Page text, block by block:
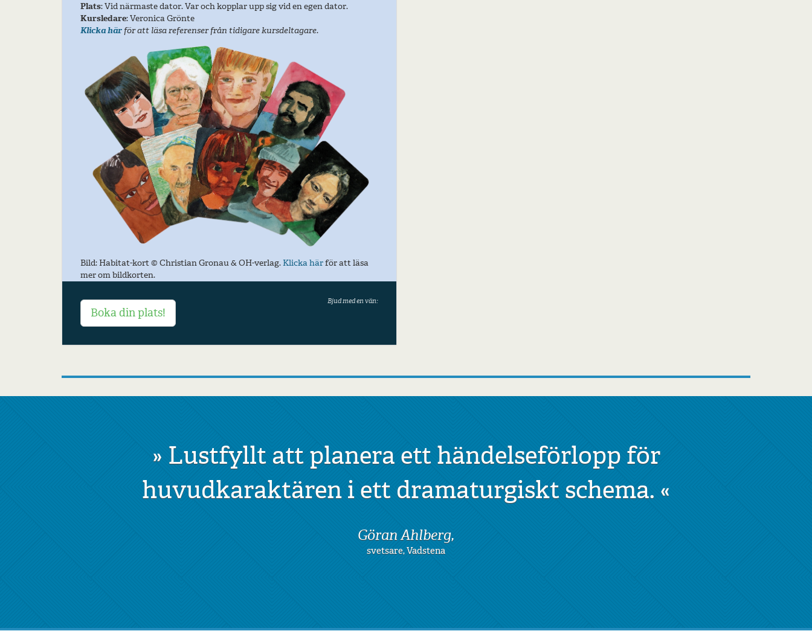
Plats: Vid närmaste dator. Var och kopplar upp sig vid en egen dator.
Kursledare: Veronica Grönte
Klicka här för att läsa referenser från tidigare kursdeltagare.
Bild: Habitat-kort © Christian Gronau & OH-verlag.Klicka härför att läsa
mer om bildkorten.
Boka din plats!
Bjud med en vän:
» Lustfyllt att planera ett händelseförlopp för
huvudkaraktären i ett dramaturgiskt schema. «
Göran Ahlberg,
svetsare, Vadstena